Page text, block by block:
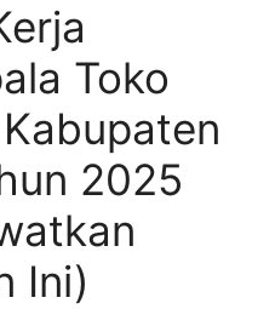
Toko
2025
Ini)